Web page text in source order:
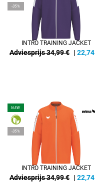
-35%
INTRO TRAINING JACKET
Adviesprijs 34,99 € | 22,74
NEW
-35%
INTRO TRAINING JACKET
Adviesprijs 34,99 € | 22,74